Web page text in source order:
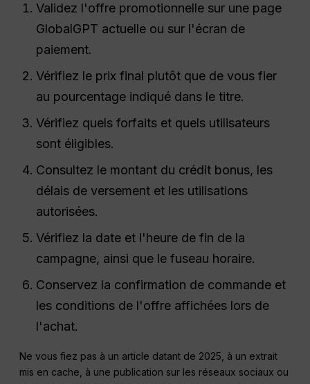
Validez l'offre promotionnelle sur une page
GlobalGPT actuelle ou sur l'écran de
paiement.
Vérifiez le prix final plutôt que de vous fier
au pourcentage indiqué dans le titre.
Vérifiez quels forfaits et quels utilisateurs
sont éligibles.
Consultez le montant du crédit bonus, les
délais de versement et les utilisations
autorisées.
Vérifiez la date et l'heure de fin de la
campagne, ainsi que le fuseau horaire.
Conservez la confirmation de commande et
les conditions de l'offre affichées lors de
l'achat.
Ne vous fiez pas à un article datant de 2025, à un extrait
mis en cache, à une publication sur les réseaux sociaux ou